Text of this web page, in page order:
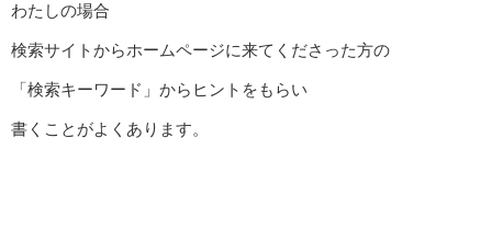
わたしの場合
検索サイトからホームページに来てくださった方の
「検索キーワード」からヒントをもらい
書くことがよくあります。